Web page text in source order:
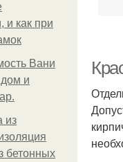
и как при
Вани
и
из
бетонных